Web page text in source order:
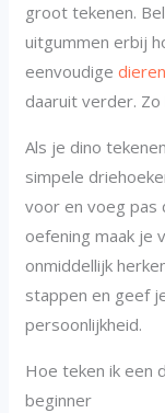
groot tekenen.
uitgummen erbij
eenvoudige
daaruit verder.
Als je dino
simpele
voor en voeg pas
oefening maak je
onmiddellijk
stappen en geef
persoonlijkheid.
Hoe teken ik een
beginner